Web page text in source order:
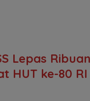
Lepas
HUT ke-80